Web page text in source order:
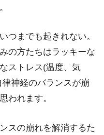
つまでも起きれない。
の方たちはラッキーな
ストレス(温度、気
神経のバランスが崩
われます。
スの崩れを解消するた